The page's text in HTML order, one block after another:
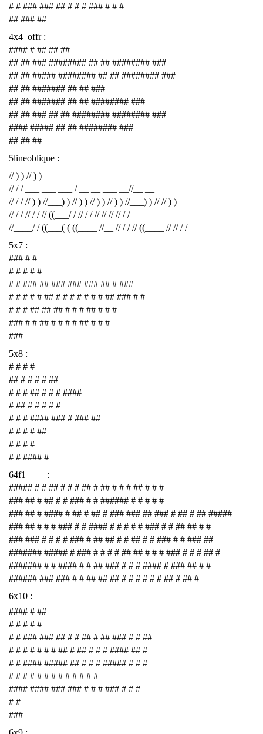
# # ### ### ## # # # ### # # #
## ### ##
4x4_offr :
#### # ## ## ##
## ## ### ######## ## ## ######## ###
## ## ##### ######## ## ## ######## ###
## ## ####### ## ## ###
## ## ####### ## ## ######## ###
## ## ### ## ## ######## ######## ###
#### ##### ## ## ######## ###
## ## ##
5lineoblique :
// ) ) // ) )
// / / ___ ___ ___ / __ __ ___ __//__ __
// / / // ) ) //___) ) // ) ) // ) ) // ) ) //___) ) // // ) )
// / / // / / // ((___/ / // / / // // // // / /
//____/ / ((___( ( ((____ //__ // / / // ((____ // // / /
5x7 :
### # #
# # # # #
# # ### ## ### ### ### ## # ###
# # # # # ## # # # # # # # ## ### # #
# # # ## ## ## # # # ## # # #
### # # ## # # # # ## # # #
###
5x8 :
# # # #
## # # # # ##
# # # ## # # # ####
# ## # # # # #
# # # #### ### # ### ##
# # # # ##
# # # #
# # #### #
64f1____ :
##### # # ## # # # ## # ## # # # ## # # #
### ## # ## # # ### # # ###### # # # # #
### ## # #### # ## # ## # ### ### ## ### # ## # ## #####
### ## # # # ### # # #### # # # # # ### # # ## ## # #
### ### # # # # ### # ## ## # # ## # # ### # # ### ##
####### ##### # ### # # # # ## ## # # # ### # # # ## #
####### # # #### # # ## ### # # # #### # ### ## # #
###### ### ### # # ## ## ## # # # # # # ## # ## #
6x10 :
#### # ##
# # # # #
# # ### ### ## # # ## # ## ### # # ##
# # # # # # # ## # ## # # # #### ## #
# # #### ##### ## # # # ##### # # #
# # # # # # # # # # # # #
#### #### ### ### # # # ### # # #
# #
###